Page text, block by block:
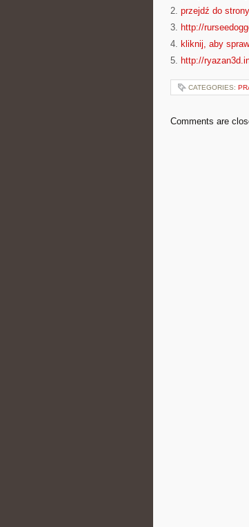
2. przejdź do strony
3. http://
4. kliknij, aby
5. http://
CATEGORIES:
Comments are